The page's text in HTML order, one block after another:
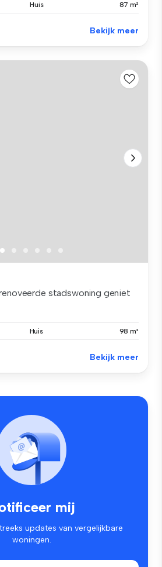
Huis 87 m²
Bekijk meer
stadswoning geniet
Huis 98 m²
Bekijk meer
mij
updates van vergelijkbare
woningen.